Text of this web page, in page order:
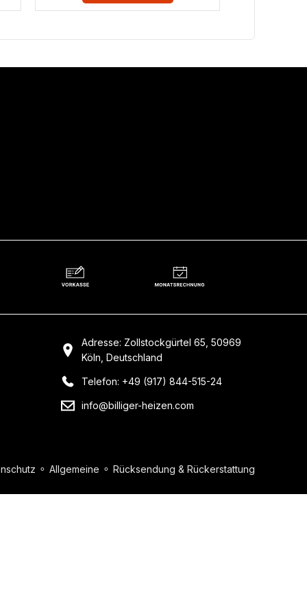
Adresse: Zollstockgürtel 65, 50969
Köln, Deutschland
Telefon: +49 (917) 844-515-24
info@billiger-heizen.com
⚬ Allgemeine ⚬ Rücksendung & Rückerstattung